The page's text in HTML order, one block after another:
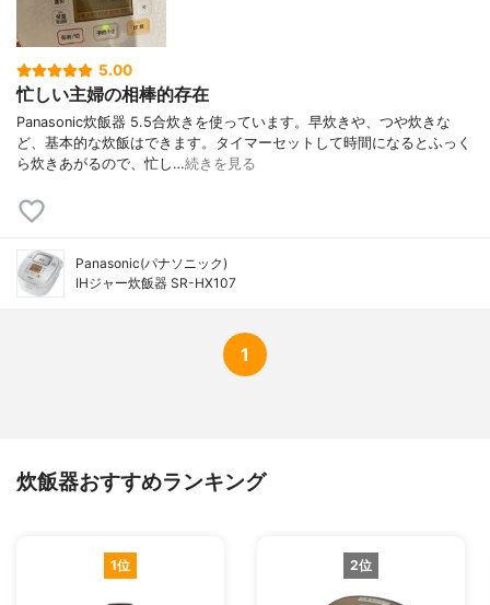
5.00
忙しい主婦の相棒的存在
Panasonic炊飯器 5.5合炊きを使っています。早炊きや、つや炊きな
ど、基本的な炊飯はできます。タイマーセットして時間になるとふっく
ら炊きあがるので、忙し…続きを見る
Panasonic(パナソニック)
IHジャー炊飯器 SR-HX107
1
炊飯器おすすめランキング
1位 2位